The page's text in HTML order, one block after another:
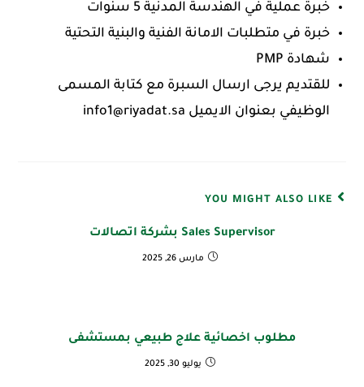
خبرة عملية في الهندسة المدنية 5 سنوات
خبرة في متطلبات الامانة الفنية والبنية التحتية
شهادة PMP
للقتديم يرجى ارسال السبرة مع كتابة المسمى
الوظيفي بعنوان الايميل info1@riyadat.sa
YOU MIGHT ALSO LIKE
Sales Supervisor بشركة اتصالات
مارس 26, 2025
مطلوب اخصائية علاج طبيعي بمستشفى
يوليو 30, 2025